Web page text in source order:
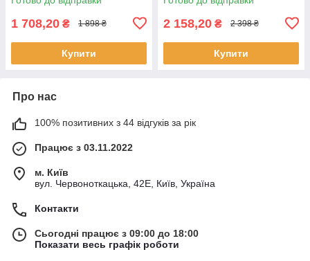
1 708,20 ₴ 1 898 ₴
Купити
2 158,20 ₴ 2 398 ₴
Купити
Про нас
100% позитивних з 44 відгуків за рік
Працює з 03.11.2022
м. Київ
вул. Червоноткацька, 42Е, Київ, Україна
Контакти
Сьогодні працює з 09:00 до 18:00
Показати весь графік роботи